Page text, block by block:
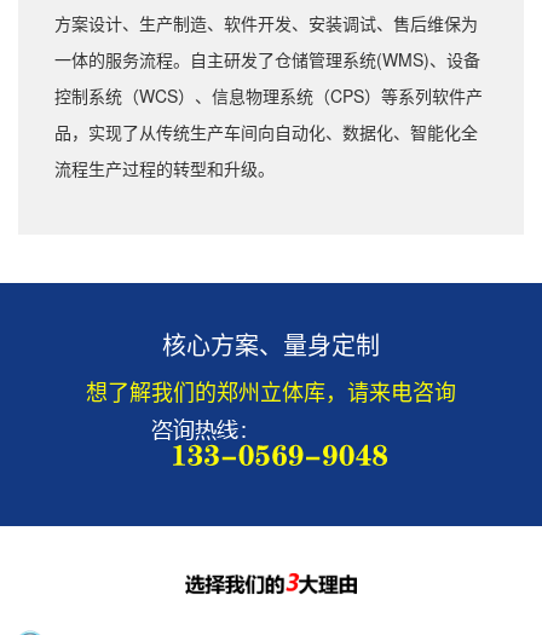
方案设计、生产制造、软件开发、安装调试、售后维保为
一体的服务流程。自主研发了仓储管理系统(WMS)、设备
控制系统（WCS）、信息物理系统（CPS）等系列软件产
品，实现了从传统生产车间向自动化、数据化、智能化全
流程生产过程的转型和升级。
核心方案、量身定制
想了解我们的郑州立体库，请来电咨询